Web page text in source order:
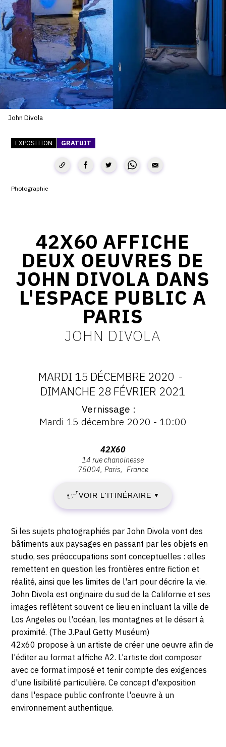
SERVICES
CRÉER SON CATALOGUE RAISONNÉ
ABONNEMENTS DÉDIÉS AUX GALERISTES
CRÉER SON SITE ARTISTE
CRÉER SON CATALOGUE D'EXPO
À PROPOS
CONTACT
CGU
CGV
SUIVEZ-NOUS
TWITTER
PINTEREST
John Divola
EXPOSITION GRATUIT
Photographie
42X60 AFFICHE
DEUX OEUVRES DE
JOHN DIVOLA DANS
L'ESPACE PUBLIC A
PARIS
JOHN DIVOLA
DATES
:
15
2020
-
DIMANCHE
28
FÉVRIER
2021
MARDI 15 DÉCEMBRE 2020 -
DIMANCHE 28 FÉVRIER 2021
Vernissage
Mardi 15 décembre 2020 - 10:00
chanoinesse,
75004
Paris
42X60
14 rue chanoinesse
75004 Paris France
VOIR L'ITINÉRAIRE ▼
Description,
horaires...
Si les sujets photographiés par John Divola vont des
bâtiments aux paysages en passant par les objets en
studio, ses préoccupations sont conceptuelles : elles
remettent en question les frontières entre fiction et
réalité, ainsi que les limites de l'art pour décrire la vie.
John Divola est originaire du sud de la Californie et ses
images reflètent souvent ce lieu en incluant la ville de
Los Angeles ou l'océan, les montagnes et le désert à
proximité. (The J.Paul Getty Muséum)
42x60 propose à un artiste de créer une oeuvre afin de
l'éditer au format affiche A2. L'artiste doit composer
avec ce format imposé et tenir compte des exigences
d'une lisibilité particulière. Ce concept d'exposition
dans l'espace public confronte l'oeuvre à un
environnement authentique.